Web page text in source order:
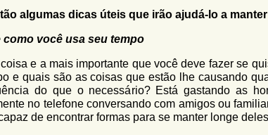
algumas dicas úteis que irão ajudá-lo a
como você usa seu tempo
e a mais importante que você deve fazer se
e quais são as coisas que estão lhe causando
do que o necessário? Está gastando as
no telefone conversando com amigos ou
de encontrar formas para se manter longe